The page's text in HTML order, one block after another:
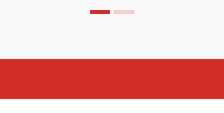
sich um ein dünnes, flexibles Material,